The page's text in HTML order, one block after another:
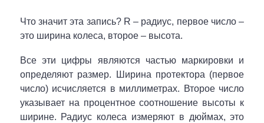
Что значит эта запись? R – радиус, первое число –
это ширина колеса, второе – высота.
Все эти цифры являются частью маркировки и
определяют размер. Ширина протектора (первое
число) исчисляется в миллиметрах. Второе число
указывает на процентное соотношение высоты к
ширине. Радиус колеса измеряют в дюймах, это